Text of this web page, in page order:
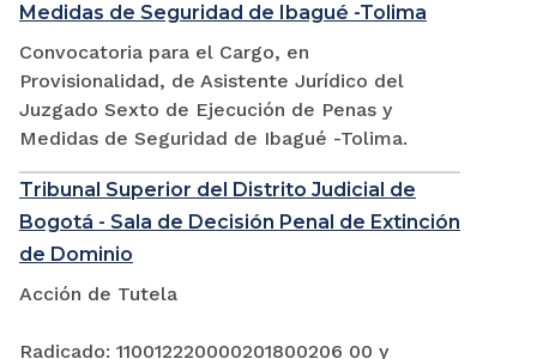
Medidas de Seguridad de Ibagué -Tolima
Convocatoria para el Cargo, en
Provisionalidad, de Asistente Jurídico del
Juzgado Sexto de Ejecución de Penas y
Medidas de Seguridad de Ibagué -Tolima.
Tribunal Superior del Distrito Judicial de
Bogotá - Sala de Decisión Penal de Extinción
de Dominio
Acción de Tutela
Radicado: 110012220000201800206 00 y